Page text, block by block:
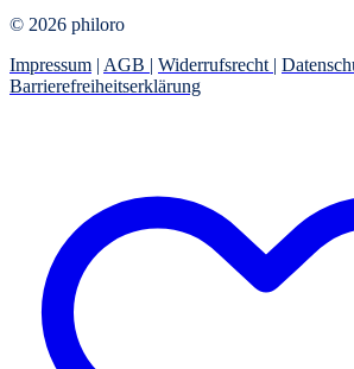
© 2026 philoro
Impressum | AGB | Widerrufsrecht |
Barrierefreiheitserklärung